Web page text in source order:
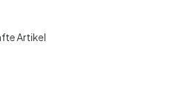
Artikel